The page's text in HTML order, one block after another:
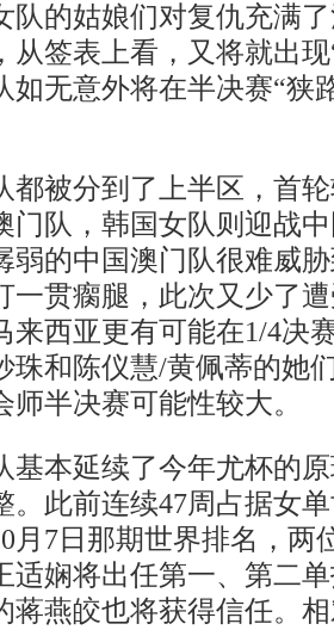
队的姑娘们对复仇充满
从签表上看，又将就出
如无意外将在半决赛“狭
被分到了上半区，首轮
门队，韩国女队则迎战
弱的中国澳门队很难威
一贯瘸腿，此次又少了
来西亚更有可能在1/4决
珠和陈仪慧/黄佩蒂的她
师半决赛可能性较大。
本延续了今年尤杯的原
。此前连续47周占据女
月7日那期世界排名，两
适娴将出任第一、第二
蒋燕皎也将获得信任。